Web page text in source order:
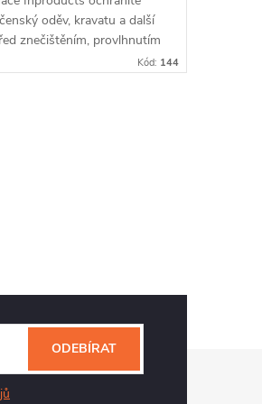
oděv, kravatu a další
znečištěním, provlhnutím
– až na 3 měsíce. Doprava
Kód: 144
ODEBÍRAT